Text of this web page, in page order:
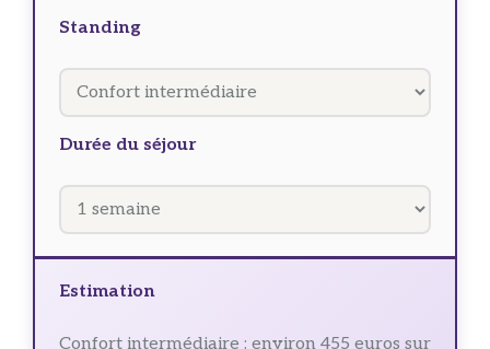
Standing
Durée du séjour
Estimation
Confort intermédiaire : environ 455 euros sur